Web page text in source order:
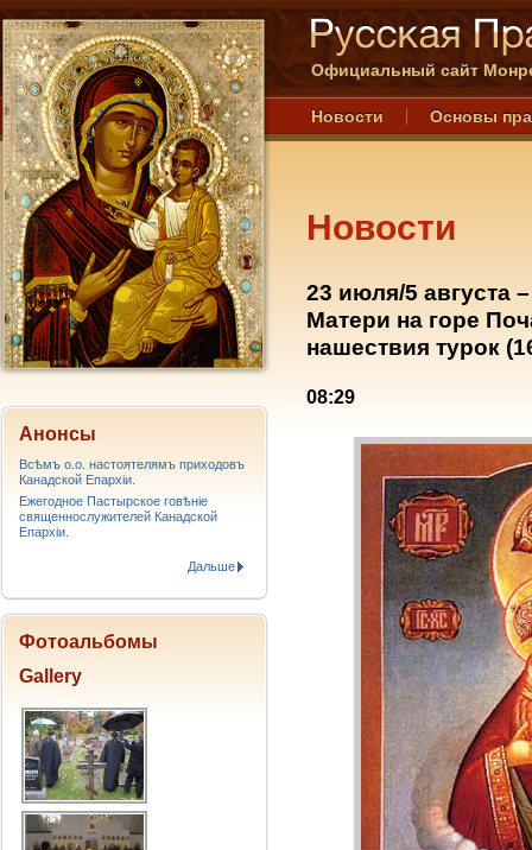
Официальный сайт
Новости Основы
Новости
23 июля/5 августа
Матери на горе
нашествия турок
08:29
Анонсы
Всѣмъ о.о. настоятелямъ приходовъ
Канадской Епархiи.
Ежегодное Пастырское говѣніе
священнослужителей Канадской
Епархіи.
Дальше
Фотоальбомы
Gallery